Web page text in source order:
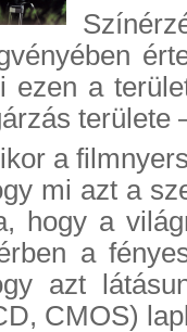
ezen a
területe
a
mi azt a
hogy a
a
azt
CMOS)